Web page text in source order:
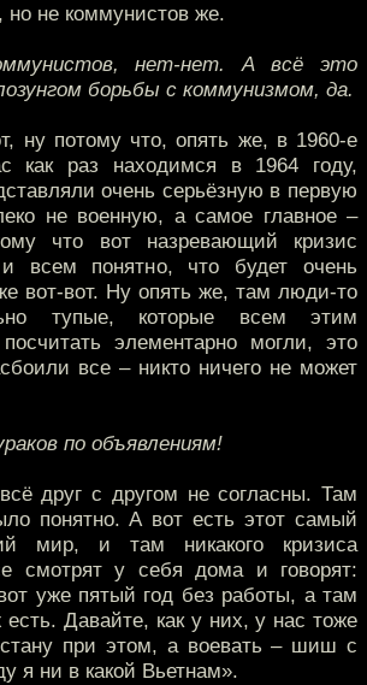
но не коммунистов же.
нет-нет. А всё это
борьбы с коммунизмом, да.
ну потому что, опять же, в 1960-е
как раз находимся в 1964 году,
очень серьёзную в первую
не военную, а самое главное –
что вот назревающий кризис
и всем понятно, что будет очень
вот-вот. Ну опять же, там люди-то
тупые, которые всем этим
элементарно могли, это
все – никто ничего не может
по объявлениям!
друг с другом не согласны. Там
понятно. А вот есть этот самый
мир, и там никакого кризиса
смотрят у себя дома и говорят:
уже пятый год без работы, а там
есть. Давайте, как у них, у нас тоже
при этом, а воевать – шиш с
я ни в какой Вьетнам».